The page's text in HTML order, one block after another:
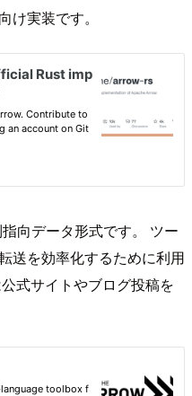
け実装です。
向データ形式です。 ツー
送を効率化するために利用
式サイトやブログ投稿を